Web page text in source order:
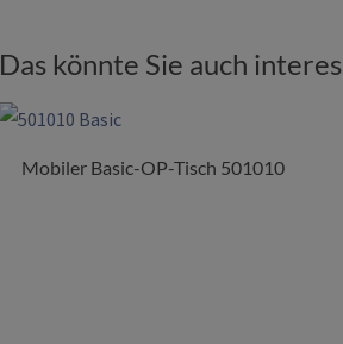
Das könnte Sie auch
Mobiler Basic-OP-Tisch 501010